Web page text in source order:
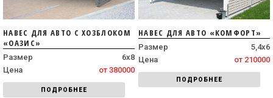
НАВЕС ДЛЯ АВТО С ХОЗБЛОКОМ
«ОАЗИС»
Размер
6х8
Цена
от 380000
ПОДРОБНЕЕ
НАВЕС ДЛЯ АВТО «КОМФОРТ»
Размер
5,4х6
Цена
от 210000
ПОДРОБНЕЕ